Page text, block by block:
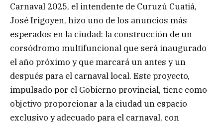
Carnaval 2025, el intendente de Curuzú Cuatiá,
José Irigoyen, hizo uno de los anuncios más
esperados en la ciudad: la construcción de un
corsódromo multifuncional que será inaugurado
el año próximo y que marcará un antes y un
después para el carnaval local. Este proyecto,
impulsado por el Gobierno provincial, tiene como
objetivo proporcionar a la ciudad un espacio
exclusivo y adecuado para el carnaval, con